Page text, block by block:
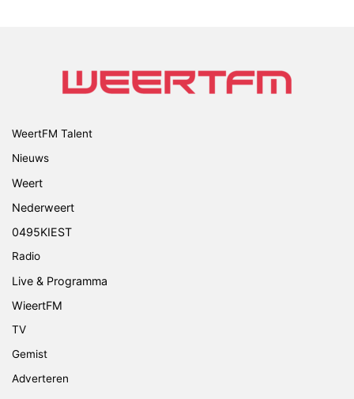
WeertFM Talent
Nieuws
Weert
Nederweert
0495KIEST
Radio
Live & Programma
WieertFM
TV
Gemist
Adverteren